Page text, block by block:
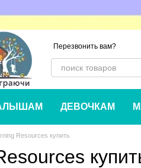
Перезвонить вам?
ДЕВОЧКАМ
Resources купить